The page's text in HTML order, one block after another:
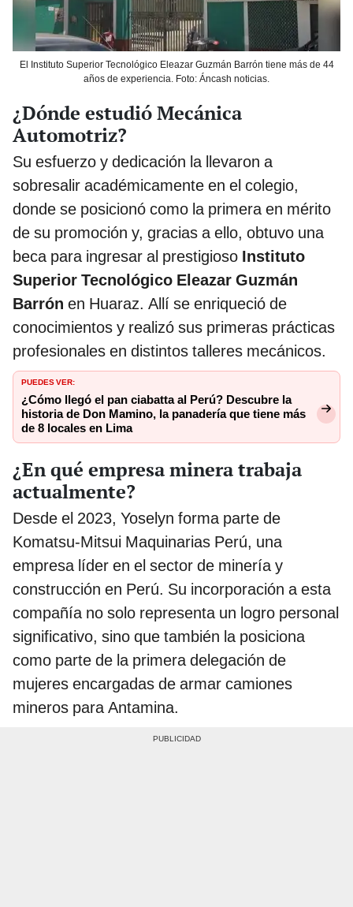
El Instituto Superior Tecnológico Eleazar Guzmán Barrón tiene más de 44
años de experiencia. Foto: Áncash noticias.
¿Dónde estudió Mecánica
Automotriz?
Su esfuerzo y dedicación la llevaron a
sobresalir académicamente en el colegio,
donde se posicionó como la primera en mérito
de su promoción y, gracias a ello, obtuvo una
beca para ingresar al prestigioso Instituto
Superior Tecnológico Eleazar Guzmán
Barrón en Huaraz. Allí se enriqueció de
conocimientos y realizó sus primeras prácticas
profesionales en distintos talleres mecánicos.
PUEDES VER:
¿Cómo llegó el pan ciabatta al Perú? Descubre la
historia de Don Mamino, la panadería que tiene más
de 8 locales en Lima
¿En qué empresa minera trabaja
actualmente?
Desde el 2023, Yoselyn forma parte de
Komatsu-Mitsui Maquinarias Perú, una
empresa líder en el sector de minería y
construcción en Perú. Su incorporación a esta
compañía no solo representa un logro personal
significativo, sino que también la posiciona
como parte de la primera delegación de
mujeres encargadas de armar camiones
mineros para Antamina.